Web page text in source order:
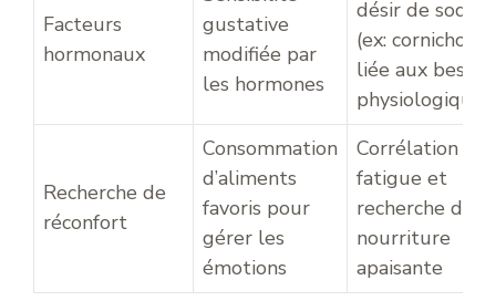
Facteurs
hormonaux
gustative
modifiée par
les hormones
désir de
(ex: cornichons)
liée aux
physiologiques
Recherche de
réconfort
Consommation
d’aliments
favoris pour
gérer les
émotions
Corrélation
fatigue et
recherche de
nourriture
apaisante